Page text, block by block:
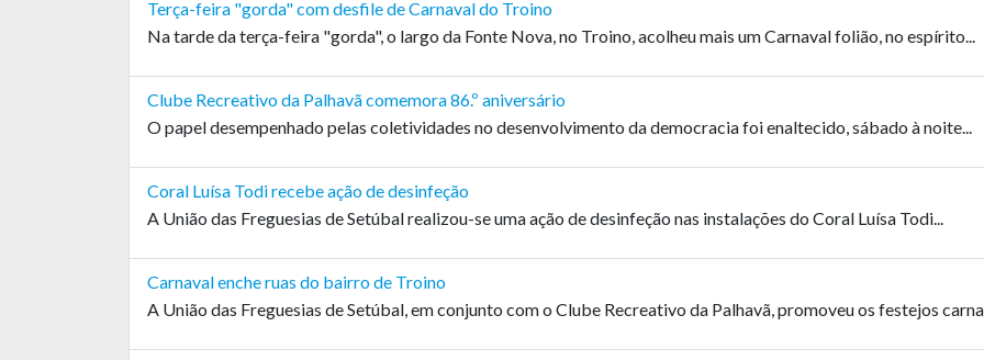
Terça-feira "gorda" com desfile de Carnaval do Troino
Na tarde da terça-feira "gorda", o largo da Fonte Nova, no Troino, acolheu mais um Carnaval folião, no espírito...
Clube Recreativo da Palhavã comemora 86.º aniversário
O papel desempenhado pelas coletividades no desenvolvimento da democracia foi enaltecido, sábado à noite...
Coral Luísa Todi recebe ação de desinfeção
A União das Freguesias de Setúbal realizou-se uma ação de desinfeção nas instalações do Coral Luísa Todi...
Carnaval enche ruas do bairro de Troino
A União das Freguesias de Setúbal, em conjunto com o Clube Recreativo da Palhavã, promoveu os festejos